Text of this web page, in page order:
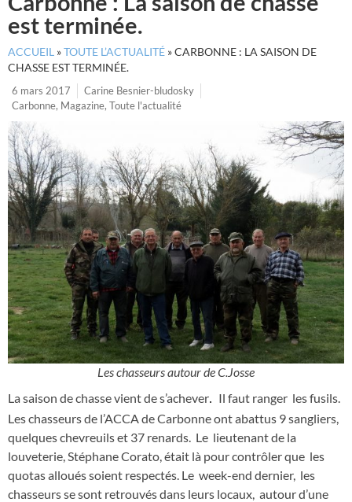
est terminée.
ACCUEIL »TOUTE L’ACTUALITÉ »CARBONNE : LA SAISON DE
CHASSE EST TERMINÉE.
6 mars 2017
Carine Besnier-bludosky
Carbonne, Magazine, Toute l'actualité
Les chasseurs autour de C.Josse
La saison de chasse vient de s’achever.
Il faut ranger les fusils.
Les chasseurs de l’ACCA de Carbonne ont abattus 9 sangliers,
quelques chevreuils et 37 renards. Le lieutenant de la
louveterie, Stéphane Corato, était là pour contrôler que les
quotas alloués soient respectés. Le week-end dernier, les
chasseurs se sont retrouvés dans leurs locaux, autour d’une